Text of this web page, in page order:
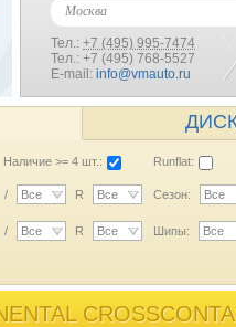
Москва
Тел.: +7 (495) 995-7474
Тел.: +7 (495) 768-5527
E-mail: info@vmauto.ru
Наличие >= 4 шт.: Runflat:
/ Все R Все Сезон: Все
/ Все R Все Шипы: Все